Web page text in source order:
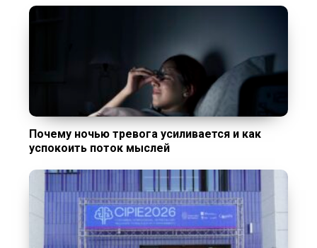
Почему ночью тревога усиливается и как
успокоить поток мыслей